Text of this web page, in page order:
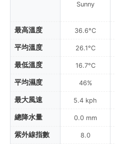
最高溫度
平均溫度
最低溫度
平均濕度
最大風速
總降水量
紫外線指數
Sunny
36.6°C
26.1°C
16.7°C
46%
5.4 kph
0.0 mm
8.0